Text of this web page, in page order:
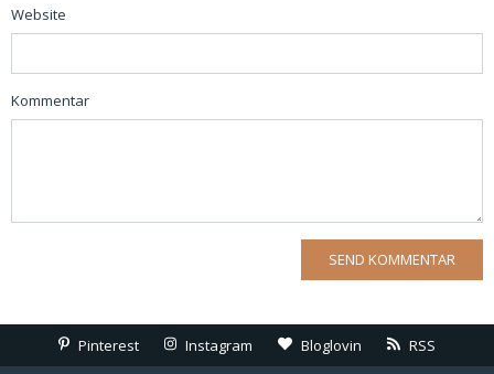
Website
Kommentar
Pinterest Instagram Bloglovin RSS